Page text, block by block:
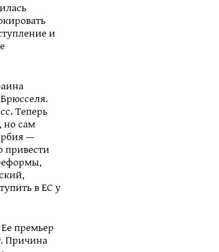
и
Теперь
но сам
—
привести
в ЕС у
премьер
Причина